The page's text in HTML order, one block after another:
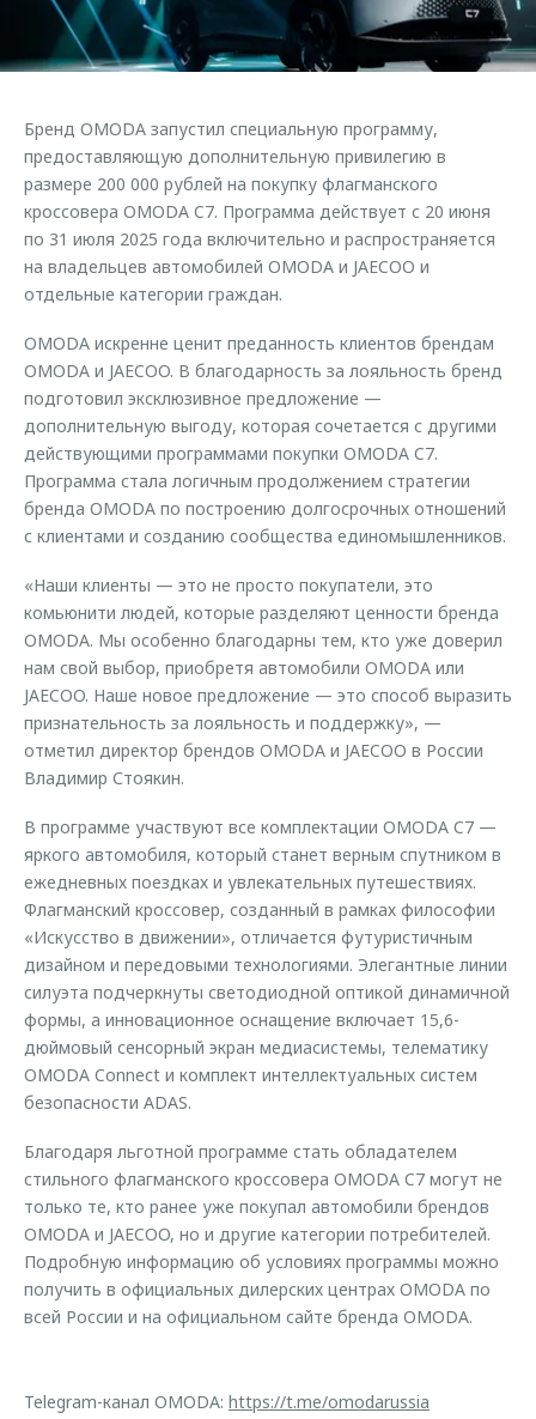
Страхование
Кредитный калькулятор
Одежда и сувениры
Оригинальные аксессуары
Запчасти
Трейд-ин
Руководства по эксплуатации
Клиентская поддержка
Клуб владельцев OMODA
Приложение O&J
Аксессуары
Одежда и сувениры
Запчасти
Обратная связь
Бренд OMODA запустил специальную программу,
предоставляющую дополнительную привилегию в
размере 200 000 рублей на покупку флагманского
кроссовера OMODA C7. Программа действует с 20 июня
по 31 июля 2025 года включительно и распространяется
на владельцев автомобилей OMODA и JAECOO и
отдельные категории граждан.
OMODA искренне ценит преданность клиентов брендам
OMODA и JAECOO. В благодарность за лояльность бренд
подготовил эксклюзивное предложение —
дополнительную выгоду, которая сочетается с другими
действующими программами покупки OMODA C7.
Программа стала логичным продолжением стратегии
бренда OMODA по построению долгосрочных отношений
с клиентами и созданию сообщества единомышленников.
«Наши клиенты — это не просто покупатели, это
комьюнити людей, которые разделяют ценности бренда
OMODA. Мы особенно благодарны тем, кто уже доверил
нам свой выбор, приобретя автомобили OMODA или
JAECOO. Наше новое предложение — это способ выразить
признательность за лояльность и поддержку», —
отметил директор брендов OMODA и JAECOO в России
Владимир Стоякин.
В программе участвуют все комплектации OMODA C7 —
яркого автомобиля, который станет верным спутником в
ежедневных поездках и увлекательных путешествиях.
Флагманский кроссовер, созданный в рамках философии
«Искусство в движении», отличается футуристичным
дизайном и передовыми технологиями. Элегантные линии
силуэта подчеркнуты светодиодной оптикой динамичной
формы, а инновационное оснащение включает 15,6-
дюймовый сенсорный экран медиасистемы, телематику
OMODA Connect и комплект интеллектуальных систем
безопасности ADAS.
Благодаря льготной программе стать обладателем
стильного флагманского кроссовера OMODA C7 могут не
только те, кто ранее уже покупал автомобили брендов
OMODA и JAECOO, но и другие категории потребителей.
Подробную информацию об условиях программы можно
получить в официальных дилерских центрах OMODA по
всей России и на официальном сайте бренда OMODA.
Telegram-канал OMODA: https://t.me/omodarussia